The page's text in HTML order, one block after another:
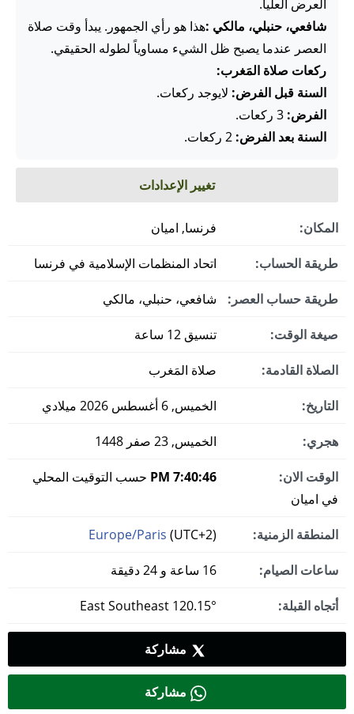
العرض العليا.
شافعي، حنبلي، مالكي :هذا هو رأي الجمهور. يبدأ وقت صلاة
العصر عندما يصبح ظل الشيء مساوياً لطوله الحقيقي.
ركعات صلاة المَغرب:
السنة قبل الفرض: لايوجد ركعات.
الفرض:
السنة بعد الفرض:
تغيير الإعدادات
المكان: فرنسا, اميان
طريقة الحساب: اتحاد المنظمات الإسلامية في فرنسا
طريقة حساب العصر: شافعي، حنبلي، مالكي
صيغة الوقت: تنسيق 12 ساعة
الصلاة القادمة: صلاة المَغرب
التاريخ: الخميس, 6 أغسطس 2026 ميلادي
هجري: الخميس, 23 صفر 1448
الوقت الان: 7:40:47 PM
حسب التوقيت المحلي
في اميان
المنطقة الزمنية: Europe/Paris (UTC+2)
ساعات الصيام:
أتجاه القبلة:
مشاركة
مشاركة